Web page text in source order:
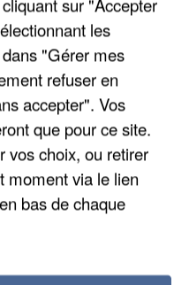
kilomètres de là.
les
"Gérer mes
refuser en
accepter". Vos
que pour ce site.
vos choix, ou retirer
moment via le lien
bas de chaque